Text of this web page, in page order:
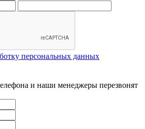
персональных данных
и наши менеджеры перезвонят